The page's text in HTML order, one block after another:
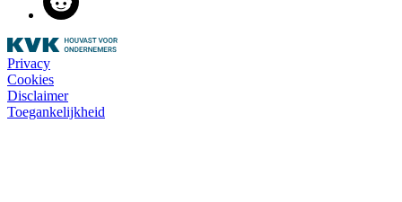
Privacy
Cookies
Disclaimer
Toegankelijkheid